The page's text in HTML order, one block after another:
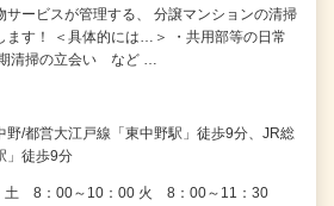
サービスが管理する、 分譲マンションの清掃
ます！ ＜具体的には…＞ ・共用部等の日常
清掃の立会い など …
野/都営大江戸線「東中野駅」徒歩9分、JR総
」徒歩9分
土 8：00～10：00 火 8：00～11：30